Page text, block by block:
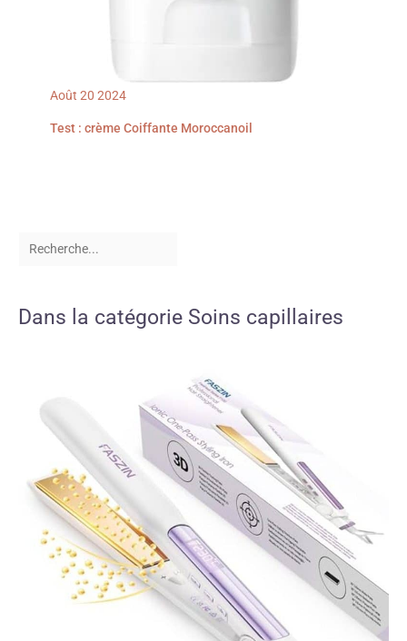
Août 20 2024
Test : crème Coiffante Moroccanoil
Dans la catégorie Soins capillaires